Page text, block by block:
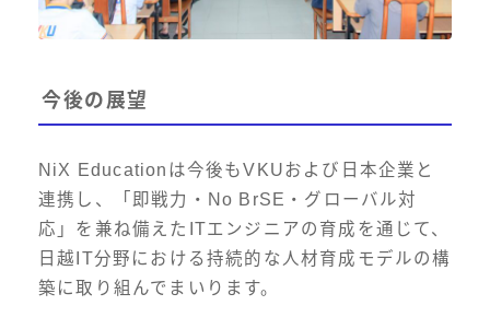
今後の展望
NiX Educationは今後もVKUおよび日本企業と
連携し、「即戦力・No BrSE・グローバル対
応」を兼ね備えたITエンジニアの育成を通じて、
日越IT分野における持続的な人材育成モデルの構
築に取り組んでまいります。